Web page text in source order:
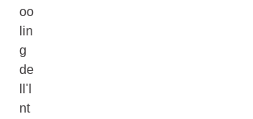
oo
lin
g
de
ll'I
nt